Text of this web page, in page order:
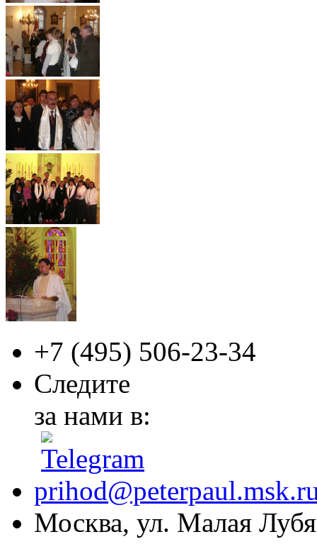
+7 (495) 506-23-34
Следите
за нами в:
Москва, ул. Малая